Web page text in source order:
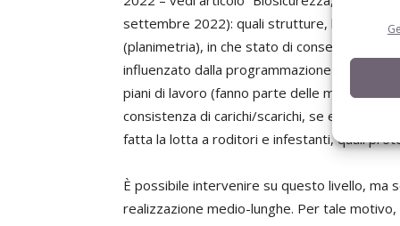
settembre 2022): quali strutture, locali,
(planimetria), in che stato di conservazione/
influenzato dalla programmazione dei cicli,
piani di lavoro (fanno parte delle misure
consistenza di carichi/scarichi, se e come
fatta la lotta a roditori e infestanti, quali
È possibile intervenire su questo livello, ma
realizzazione medio-lunghe. Per tale